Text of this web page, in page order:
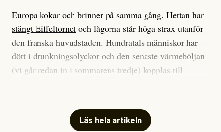
Europa kokar och brinner på samma gång. Hettan har
stängt Eiffeltornet och lågorna står höga strax utanför
den franska huvudstaden. Hundratals människor har
dött i drunkningsolyckor och den senaste värmeböljan
(vi går redan in i sommarens tredje) kopplas till
Har du också panik i hettan? Känns det som en
mardröm? Bra, allt annat vore fullständigt orimligt.
Läs hela artikeln